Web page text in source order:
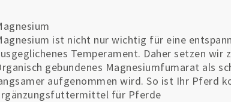
ist nicht nur wichtig für eine
Temperament. Daher setzen wir
gebundenes Magnesiumfumarat als
aufgenommen wird. So ist Ihr Pferd
für Pferde